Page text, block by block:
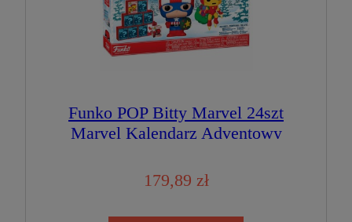
Funko POP Bitty Marvel 24szt
Marvel Kalendarz Adventowy
179,89 zł